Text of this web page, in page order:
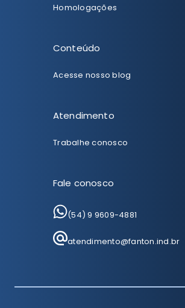
Homologações
Conteúdo
Acesse nosso blog
Atendimento
Trabalhe conosco
Fale conosco
(54) 9 9609-4881
atendimento@fanton.ind.br